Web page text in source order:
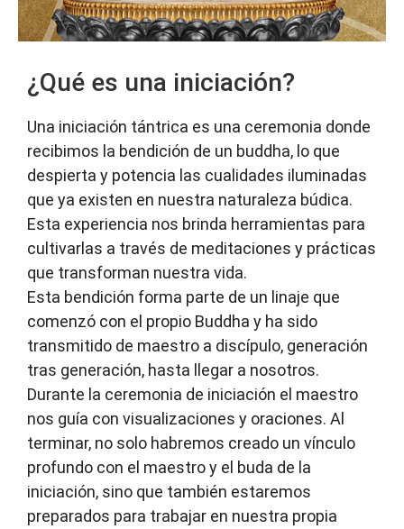
¿Qué es una iniciación?
Una iniciación tántrica es una ceremonia donde
recibimos la bendición de un buddha, lo que
despierta y potencia las cualidades iluminadas
que ya existen en nuestra naturaleza búdica.
Esta experiencia nos brinda herramientas para
cultivarlas a través de meditaciones y prácticas
que transforman nuestra vida.
Esta bendición forma parte de un linaje que
comenzó con el propio Buddha y ha sido
transmitido de maestro a discípulo, generación
tras generación, hasta llegar a nosotros.
Durante la ceremonia de iniciación el maestro
nos guía con visualizaciones y oraciones. Al
terminar, no solo habremos creado un vínculo
profundo con el maestro y el buda de la
iniciación, sino que también estaremos
preparados para trabajar en nuestra propia